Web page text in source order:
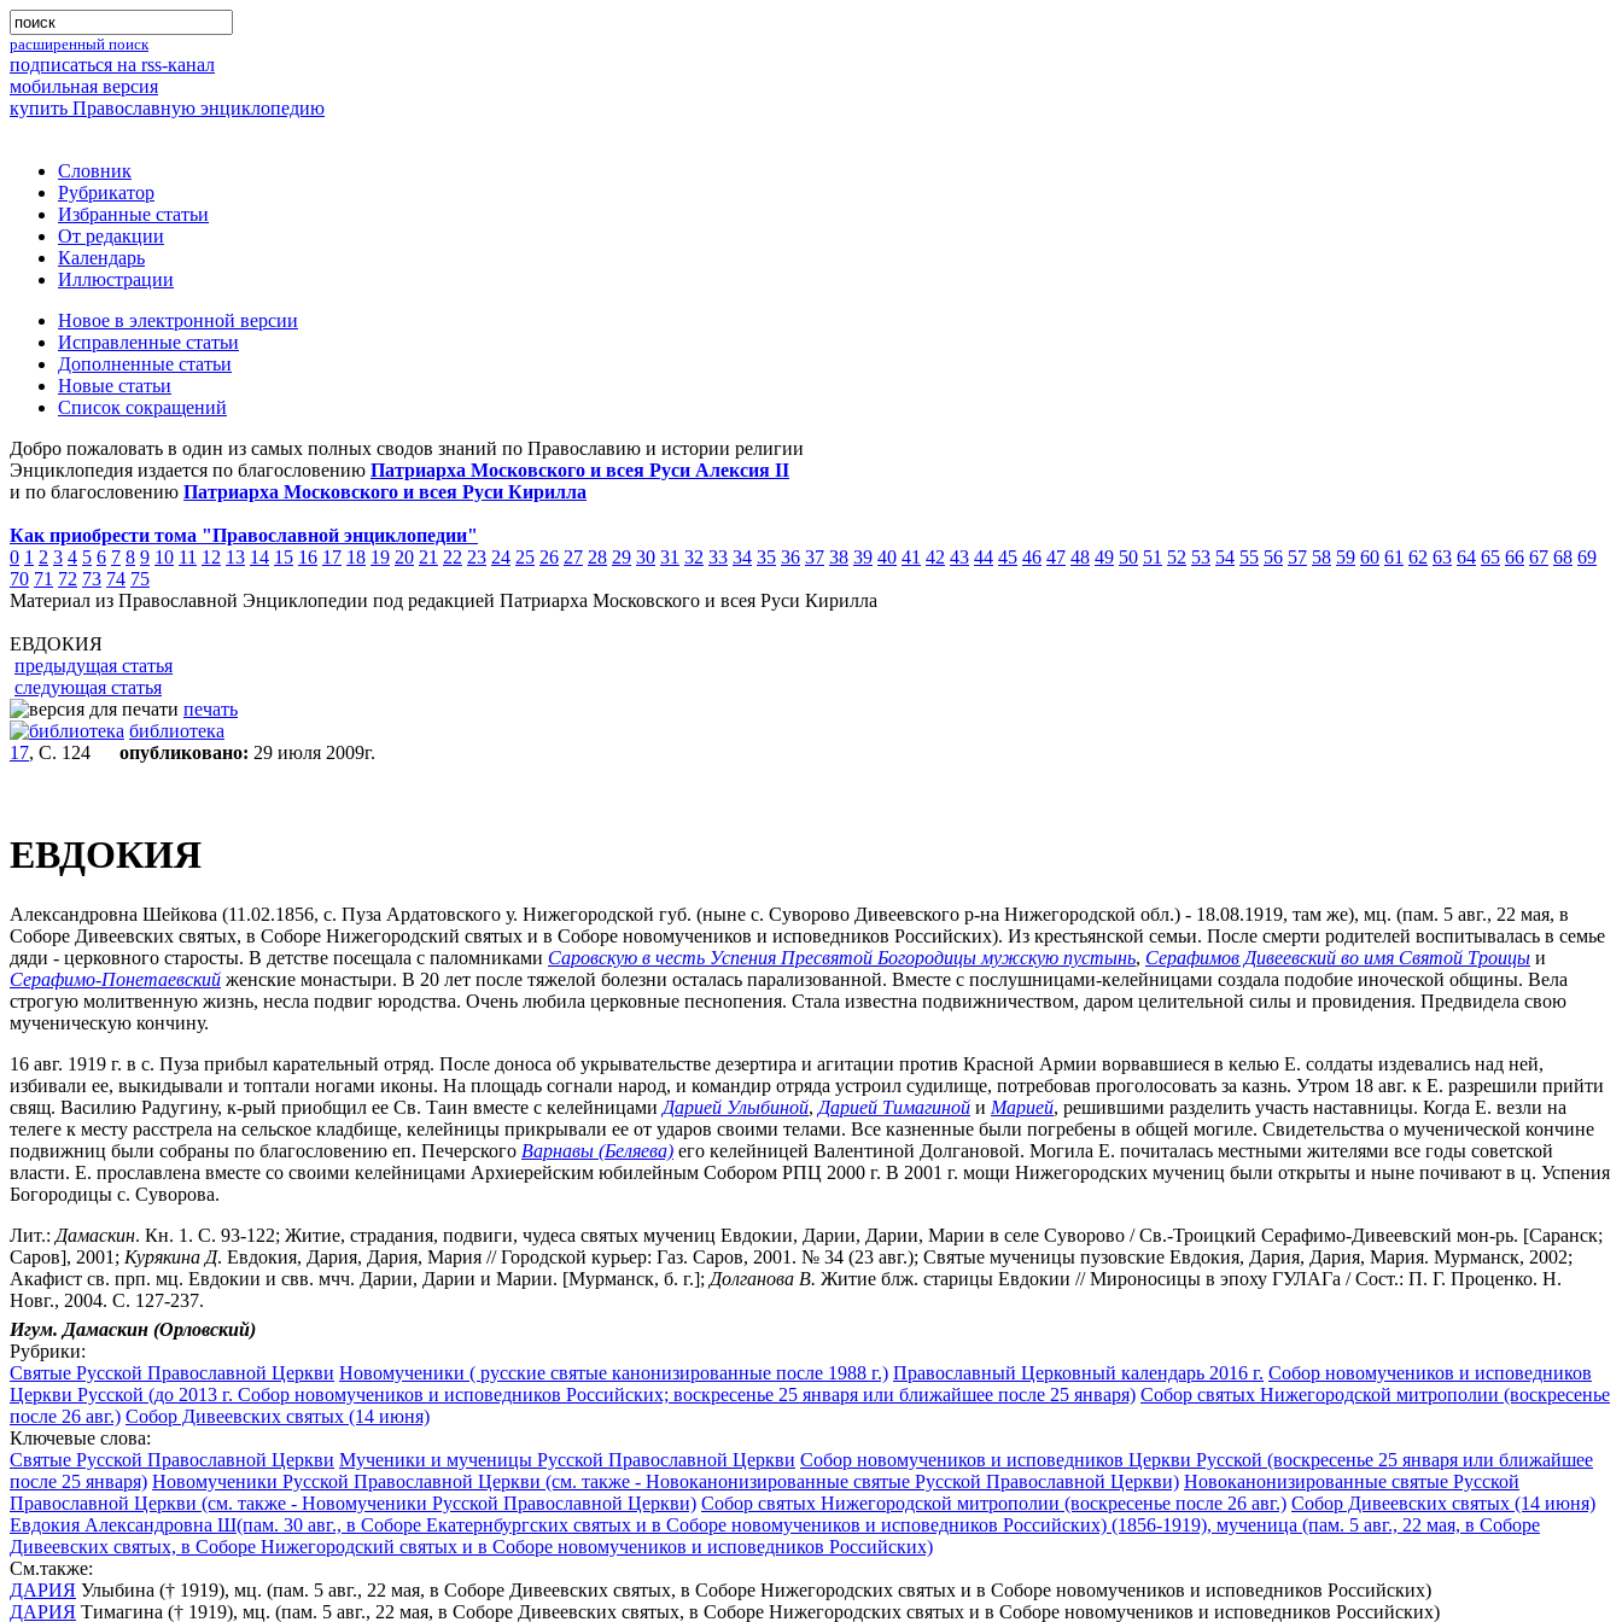
расширенный поиск
подписаться на rss-канал
мобильная версия
купить Православную энциклопедию
Словник
Рубрикатор
Избранные статьи
От редакции
Календарь
Иллюстрации
Новое в электронной версии
Исправленные статьи
Дополненные статьи
Новые статьи
Список сокращений
Добро пожаловать в один из самых полных сводов знаний по Православию и истории религии
Энциклопедия издается по благословению Патриарха Московского и всея Руси Алексия II
и по благословению Патриарха Московского и всея Руси Кирилла
Как приобрести тома "Православной энциклопедии"
0 1 2 3 4 5 6 7 8 9 10 11 12 13 14 15 16 17 18 19 20 21 22 23 24 25 26 27 28 29 30 31 32 33 34 35 36 37 38 39 40 41 42 43 44 45 46 47 48 49 50 51 52 53 54 55 56 57 58 59 60 61 62 63 64 65 66 67 68 69
70 71 72 73 74 75
Материал из Православной Энциклопедии под редакцией Патриарха Московского и всея Руси Кирилла
ЕВДОКИЯ
предыдущая статья
следующая статья
печать
библиотека
17, С. 124 опубликовано: 29 июля 2009г.
ЕВДОКИЯ
Александровна Шейкова (11.02.1856, с. Пуза Ардатовского у. Нижегородской губ. (ныне с. Суворово Дивеевского р-на Нижегородской обл.) - 18.08.1919, там же), мц. (пам. 5 авг., 22 мая, в
Соборе Дивеевских святых, в Соборе Нижегородский святых и в Соборе новомучеников и исповедников Российских). Из крестьянской семьи. После смерти родителей воспитывалась в семье
дяди - церковного старосты. В детстве посещала с паломниками Саровскую в честь Успения Пресвятой Богородицы мужскую пустынь, Серафимов Дивеевский во имя Святой Троицы и
Серафимо-Понетаевский женские монастыри. В 20 лет после тяжелой болезни осталась парализованной. Вместе с послушницами-келейницами создала подобие иноческой общины. Вела
строгую молитвенную жизнь, несла подвиг юродства. Очень любила церковные песнопения. Стала известна подвижничеством, даром целительной силы и провидения. Предвидела свою
мученическую кончину.
16 авг. 1919 г. в с. Пуза прибыл карательный отряд. После доноса об укрывательстве дезертира и агитации против Красной Армии ворвавшиеся в келью Е. солдаты издевались над ней,
избивали ее, выкидывали и топтали ногами иконы. На площадь согнали народ, и командир отряда устроил судилище, потребовав проголосовать за казнь. Утром 18 авг. к Е. разрешили прийти
свящ. Василию Радугину, к-рый приобщил ее Св. Таин вместе с келейницами Дарией Улыбиной, Дарией Тимагиной и Марией, решившими разделить участь наставницы. Когда Е. везли на
телеге к месту расстрела на сельское кладбище, келейницы прикрывали ее от ударов своими телами. Все казненные были погребены в общей могиле. Свидетельства о мученической кончине
подвижниц были собраны по благословению еп. Печерского Варнавы (Беляева) его келейницей Валентиной Долгановой. Могила Е. почиталась местными жителями все годы советской
власти. Е. прославлена вместе со своими келейницами Архиерейским юбилейным Собором РПЦ 2000 г. В 2001 г. мощи Нижегородских мучениц были открыты и ныне почивают в ц. Успения
Богородицы с. Суворова.
Лит.: Дамаскин. Кн. 1. С. 93-122; Житие, страдания, подвиги, чудеса святых мучениц Евдокии, Дарии, Дарии, Марии в селе Суворово / Св.-Троицкий Серафимо-Дивеевский мон-рь. [Саранск;
Саров], 2001; Курякина Д. Евдокия, Дария, Дария, Мария // Городской курьер: Газ. Саров, 2001. № 34 (23 авг.); Святые мученицы пузовские Евдокия, Дария, Дария, Мария. Мурманск, 2002;
Акафист св. прп. мц. Евдокии и свв. мчч. Дарии, Дарии и Марии. [Мурманск, б. г.]; Долганова В. Житие блж. старицы Евдокии // Мироносицы в эпоху ГУЛАГа / Сост.: П. Г. Проценко. Н.
Новг., 2004. С. 127-237.
Игум. Дамаскин (Орловский)
Рубрики:
Святые Русской Православной Церкви Новомученики ( русские святые канонизированные после 1988 г.) Православный Церковный календарь 2016 г. Собор новомучеников и исповедников
Церкви Русской (до 2013 г. Собор новомучеников и исповедников Российских; воскресенье 25 января или ближайшее после 25 января) Собор святых Нижегородской митрополии (воскресенье
после 26 авг.) Собор Дивеевских святых (14 июня)
Ключевые слова:
Святые Русской Православной Церкви Мученики и мученицы Русской Православной Церкви Собор новомучеников и исповедников Церкви Русской (воскресенье 25 января или ближайшее
после 25 января) Новомученики Русской Православной Церкви (см. также - Новоканонизированные святые Русской Православной Церкви) Новоканонизированные святые Русской
Православной Церкви (см. также - Новомученики Русской Православной Церкви) Собор святых Нижегородской митрополии (воскресенье после 26 авг.) Собор Дивеевских святых (14 июня)
Евдокия Александровна Ш(пам. 30 авг., в Соборе Екатернбургских святых и в Соборе новомучеников и исповедников Российских) (1856-1919), мученица (пам. 5 авг., 22 мая, в Соборе
Дивеевских святых, в Соборе Нижегородский святых и в Соборе новомучеников и исповедников Российских)
См.также:
ДАРИЯ Улыбина († 1919), мц. (пам. 5 авг., 22 мая, в Соборе Дивеевских святых, в Соборе Нижегородских святых и в Соборе новомучеников и исповедников Российских)
ДАРИЯ Тимагина († 1919), мц. (пам. 5 авг., 22 мая, в Соборе Дивеевских святых, в Соборе Нижегородских святых и в Соборе новомучеников и исповедников Российских)